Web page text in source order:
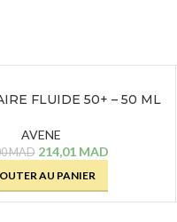
FLUIDE 50+ – 50 ML
AVENE
MAD 214,01 MAD
AU PANIER